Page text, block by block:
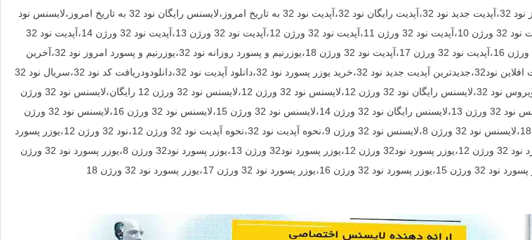
عبور نود 32 ،آپدیت امروز نود 32،آپدیت جدید نود 32،آپدیت رایگان نود 32،آپدیت نود 32 به تاریخ امروز،لایسنس رایگان نود 32 به تاریخ امروز،لایسنس نود
32 به تاریخ امروز،آپدیت نود 32 ورژن 10،آپدیت نود 32 ورژن 11،آپدیت نود 32 ورژن 12،آپدیت نود 32 ورژن 13،آپدیت نود 32 ورژن 14،آپدیت نود 32
ورژن 15،آپدیت نود 32 ورژن 16،آپدیت نود 32 ورژن 17،آپدیت نود 32 ورژن 18،یوزرنیم و پسورد روزانه نود 32،یوزرنیم و پسورد امروز نود 32،آخرین
آپدیت رایگان نود 32،اپدیت افلاین نود32،جدیدترین آپدیت جدید نود 32،خرید یوزر پسورد نود 32،دانلود آپدیت نود 32،دانلودودریافت کد نود 32،سریال نود 32
ورژن 12،لایسنس آنتی ویروس نود 32،لایسنس رایگان نود 32 ورژن 12،لایسنس نود 32 ورژن 12،لایسنس نود 32 ورژن 12 رایگان،لایسنس نود 32 ورژن
12 رایگان یکساله،لایسنس نود 32 ورژن 13،لایسنس رایگان نود 32 ورژن 14،لایسنس نود 32 ورژن 15،لایسنس نود 32 ورژن 16،لایسنس نود 32 ورژن
17،لایسنس نود 32 ورژن 18،لایسنس نود 32 ورژن 8،لایسنس نود 32 ورژن 9،نحوه آپدیت نود 32،نحوه آپدیت نود 32 ورژن 12،نود 32 ورژن 12،یوزر پسورد
نود 32 رایگان،یوزر پسورد نود 32 ورژن 12،یوزر پسورد نود32 ورژن 12،یوزر پسورد نود32 ورژن 13،یوزر پسورد نود32 ورژن 8،یوزر پسورد نود 32 ورژن